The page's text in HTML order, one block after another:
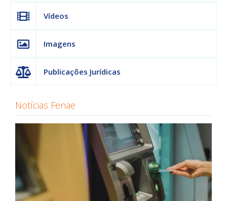
Vídeos
Imagens
Publicações Jurídicas
Notícias Fenae